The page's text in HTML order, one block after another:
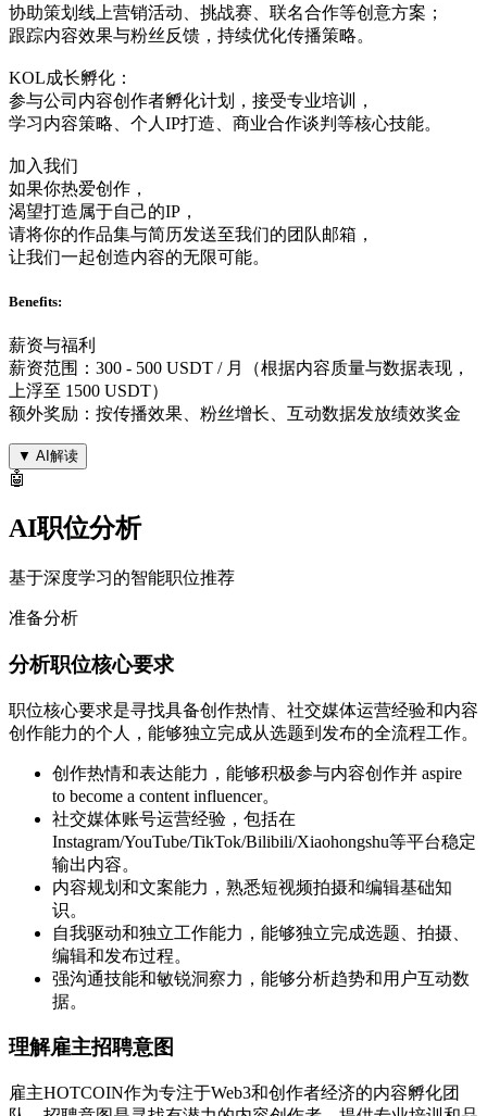
协助策划线上营销活动、挑战赛、联名合作等创意方案；
跟踪内容效果与粉丝反馈，持续优化传播策略。
KOL成长孵化：
参与公司内容创作者孵化计划，接受专业培训，
学习内容策略、个人IP打造、商业合作谈判等核心技能。
加入我们
如果你热爱创作，
渴望打造属于自己的IP，
请将你的作品集与简历发送至我们的团队邮箱，
让我们一起创造内容的无限可能。
Benefits:
薪资与福利
薪资范围：300 - 500 USDT / 月（根据内容质量与数据表现，
上浮至 1500 USDT）
额外奖励：按传播效果、粉丝增长、互动数据发放绩效奖金
▼ AI解读
🤖
AI职位分析
基于深度学习的智能职位推荐
准备分析
分析职位核心要求
职位核心要求是寻找具备创作热情、社交媒体运营经验和内容
创作能力的个人，能够独立完成从选题到发布的全流程工作。
创作热情和表达能力，能够积极参与内容创作并 aspire
to become a content influencer。
社交媒体账号运营经验，包括在
Instagram/YouTube/TikTok/Bilibili/Xiaohongshu等平台稳定
输出内容。
内容规划和文案能力，熟悉短视频拍摄和编辑基础知
识。
自我驱动和独立工作能力，能够独立完成选题、拍摄、
编辑和发布过程。
强沟通技能和敏锐洞察力，能够分析趋势和用户互动数
据。
理解雇主招聘意图
雇主HOTCOIN作为专注于Web3和创作者经济的内容孵化团